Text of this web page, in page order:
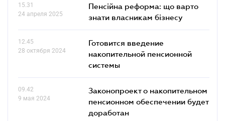
15.31
24 апреля 2025
Пенсійна реформа: що варто
знати власникам бізнесу
12.45
28 октября 2024
Готовится введение
накопительной пенсионной
системы
09.42
9 мая 2024
Законопроект о накопительном
пенсионном обеспечении будет
доработан